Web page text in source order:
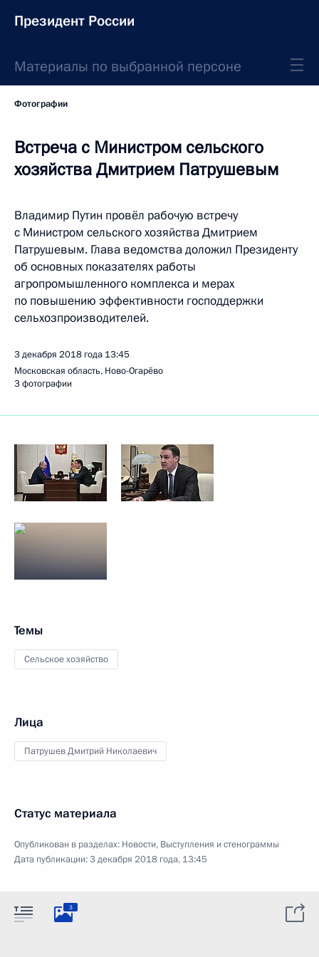
Президент России
Материалы по выбранной персоне
Фотографии
Встреча с Министром сельского
хозяйства Дмитрием Патрушевым
Владимир Путин провёл рабочую встречу
с Министром сельского хозяйства Дмитрием
Патрушевым. Глава ведомства доложил Президенту
об основных показателях работы
агропромышленного комплекса и мерах
по повышению эффективности господдержки
сельхозпроизводителей.
3 декабря 2018 года 13:45
Московская область, Ново-Огарёво
3 фотографии
Темы
Сельское хозяйство
Лица
Патрушев Дмитрий Николаевич
Статус материала
Опубликован в разделах: Новости, Выступления и стенограммы
Дата публикации:3 декабря 2018 года, 13:45
3